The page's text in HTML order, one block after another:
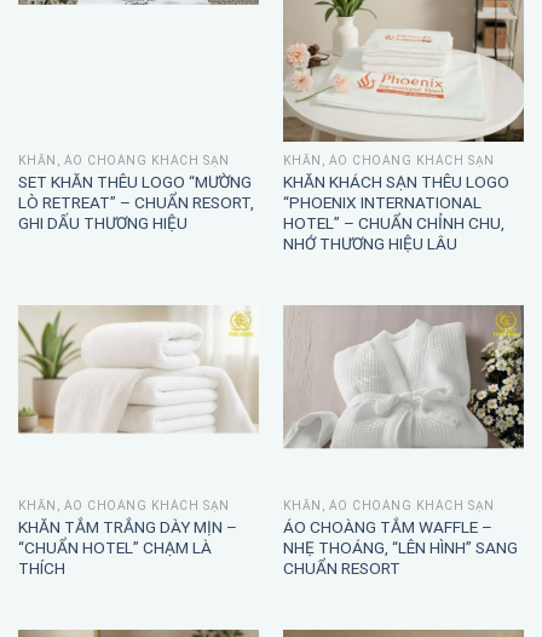
KHĂN, ÁO CHOÀNG KHÁCH SẠN
SET KHĂN THÊU LOGO “MƯỜNG
LÒ RETREAT” – CHUẨN RESORT,
GHI DẤU THƯƠNG HIỆU
KHĂN, ÁO CHOÀNG KHÁCH SẠN
KHĂN KHÁCH SẠN THÊU LOGO
“PHOENIX INTERNATIONAL
HOTEL” – CHUẨN CHỈNH CHU,
NHỚ THƯƠNG HIỆU LÂU
KHĂN, ÁO CHOÀNG KHÁCH SẠN
KHĂN TẮM TRẮNG DÀY MỊN –
“CHUẨN HOTEL” CHẠM LÀ
THÍCH
KHĂN, ÁO CHOÀNG KHÁCH SẠN
ÁO CHOÀNG TẮM WAFFLE –
NHẸ THOÁNG, “LÊN HÌNH” SANG
CHUẨN RESORT